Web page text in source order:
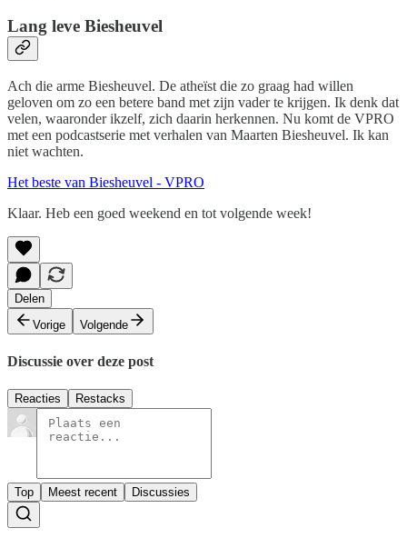
Lang leve Biesheuvel
Ach die arme Biesheuvel. De atheïst die zo graag had willen
geloven om zo een betere band met zijn vader te krijgen. Ik denk dat
velen, waaronder ikzelf, zich daarin herkennen. Nu komt de VPRO
met een podcastserie met verhalen van Maarten Biesheuvel. Ik kan
niet wachten.
Het beste van Biesheuvel - VPRO
Klaar. Heb een goed weekend en tot volgende week!
Delen
Vorige
Volgende
Discussie over deze post
Reacties Restacks
Top Meest recent Discussies